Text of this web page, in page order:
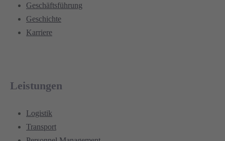
Geschäftsführung
Geschichte
Karriere
Leistungen
Logistik
Transport